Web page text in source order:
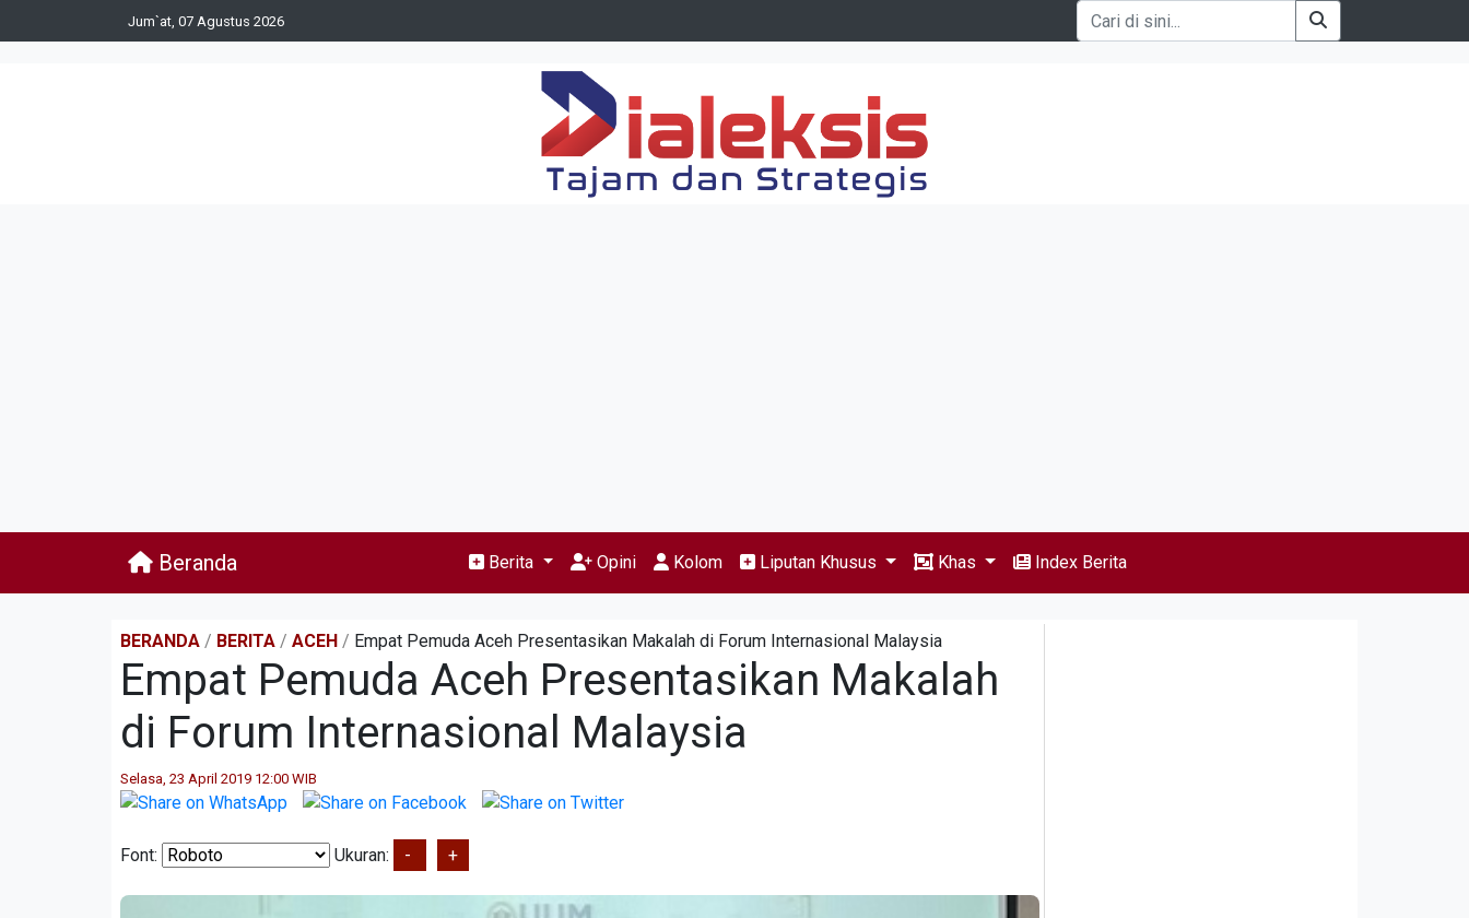
Jum`at, 07 Agustus 2026
Beranda Berita Opini Kolom Liputan Khusus Khas Index Berita
BERANDA / BERITA / ACEH / Empat Pemuda Aceh Presentasikan Makalah di Forum Internasional Malaysia
Empat Pemuda Aceh Presentasikan Makalah
di Forum Internasional Malaysia
Selasa, 23 April 2019 12:00 WIB
Font: Ukuran: - +